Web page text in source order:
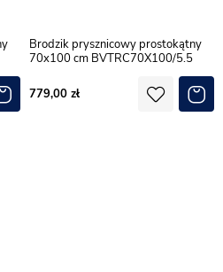
Brodzik prysznicowy prostokątny
70x100 cm BVTRC70X100/5.5
779,00